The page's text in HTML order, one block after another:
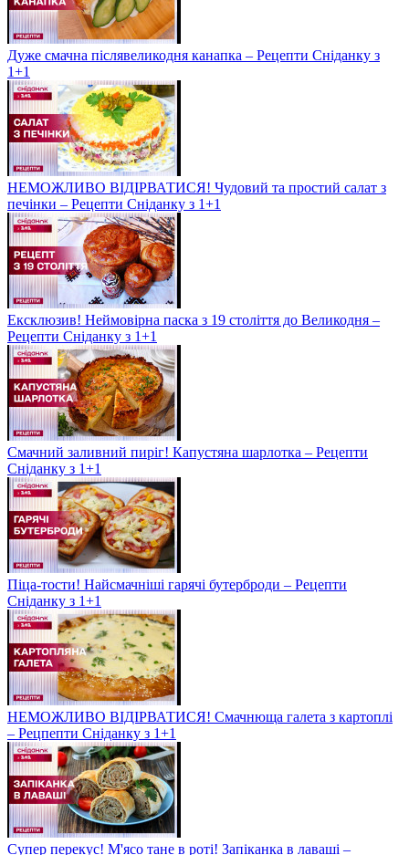
Дуже смачна післявеликодня канапка – Рецепти Сніданку з
1+1
НЕМОЖЛИВО ВІДІРВАТИСЯ! Чудовий та простий салат з
печінки – Рецепти Сніданку з 1+1
Ексклюзив! Неймовірна паска з 19 століття до Великодня –
Рецепти Сніданку з 1+1
Смачний заливний пиріг! Капустяна шарлотка – Рецепти
Сніданку з 1+1
Піца-тости! Найсмачніші гарячі бутерброди – Рецепти
Сніданку з 1+1
НЕМОЖЛИВО ВІДІРВАТИСЯ! Смачнюща галета з картоплі
– Рецпепти Сніданку з 1+1
Супер перекус! М'ясо тане в роті! Запіканка в лаваші –